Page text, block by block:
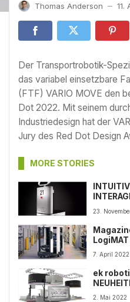
Thomas Anderson — 11.
Der Transportrobotik-
das variabel einsetzbare
(FTF) VARIO MOVE den
Dot 2022. Mit seinem
Industriedesign hat der
Jury des Red Dot Design
MORE STORIES
23.
7. April 2022
ek
EINE
2. Mai 2022